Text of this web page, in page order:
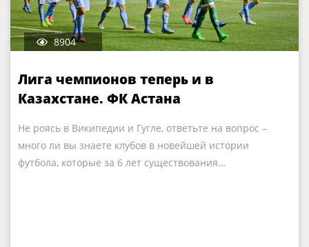
8904
Лига чемпионов теперь и в
Казахстане. ФК Астана
Не роясь в Википедии и Гугле, ответьте на вопрос –
много ли вы знаете клубов в новейшей истории
футбола, которые за 6 лет существования…